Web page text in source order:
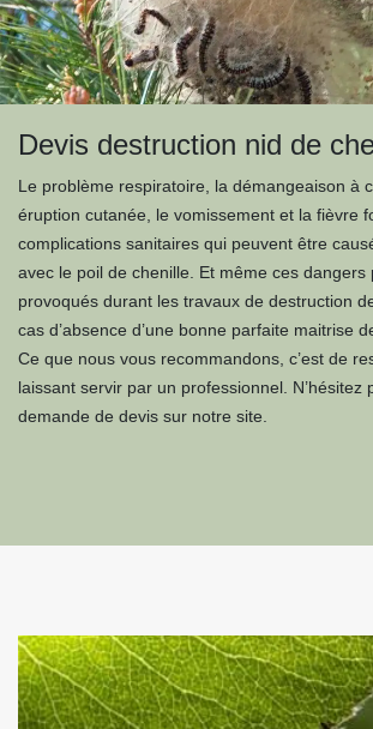
Devis destruction nid de
Le problème respiratoire, la démangeaison à
éruption cutanée, le vomissement et la fièvre
complications sanitaires qui peuvent être
avec le poil de chenille. Et même ces dangers
provoqués durant les travaux de destruction
cas d’absence d’une bonne parfaite maitrise
Ce que nous vous recommandons, c’est de
laissant servir par un professionnel. N’hésitez
demande de devis sur notre site.